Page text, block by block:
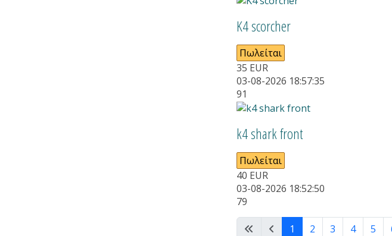
Κ4 scorcher
Πωλείται
35 EUR
03-08-2026 18:57:35
91
k4 shark front
Πωλείται
40 EUR
03-08-2026 18:52:50
79
1 2 3 4 5